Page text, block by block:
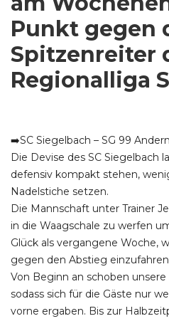
Punkt gegen
Spitzenreiter
Regionalliga
➡️SC Siegelbach – SG 99
Die Devise des SC Siegelbach
defensiv kompakt stehen,
Nadelstiche setzen.
Die Mannschaft unter Trainer
in die Waagschale zu werfen
Glück als vergangene Woche,
gegen den Abstieg
Von Beginn an schoben
sodass sich für die Gäste nur
vorne ergaben. Bis zur